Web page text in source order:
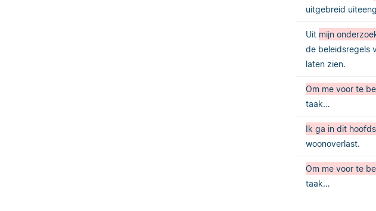
uitgebreid
Uit mijn
de beleidsregels
laten zien.
Om me voor te
taak…
Ik ga in dit
woonoverlast.
Om me voor te
taak…